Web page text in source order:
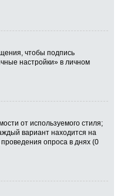
чтобы подпись
настройки» в личном
от используемого стиля;
вариант находится на
опроса в днях (0